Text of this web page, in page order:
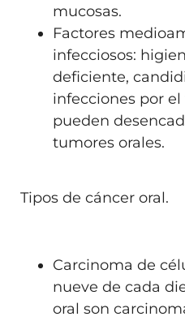
mucosas.
Factores
infecciosos:
deficiente,
infecciones por
pueden
tumores orales.
Tipos de cáncer oral.
Carcinoma de
nueve de cada
oral son